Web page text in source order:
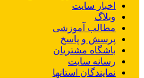
اخبار سایت
وبلاگ
مطالب آموزشی
پرسش و پاسخ
باشگاه مشتریان
رسانه سایت
نمایندگان استانها